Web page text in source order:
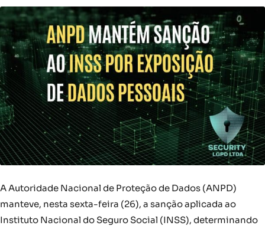
A Autoridade Nacional de Proteção de Dados (ANPD)
manteve, nesta sexta-feira (26), a sanção aplicada ao
Instituto Nacional do Seguro Social (INSS), determinando